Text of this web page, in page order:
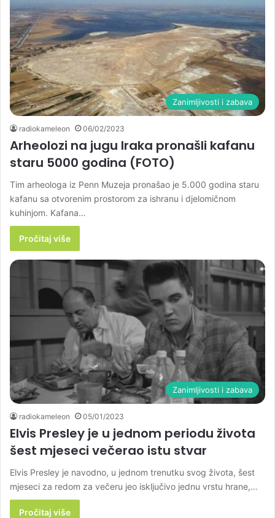
Zanimljivosti i zabava
radiokameleon 06/02/2023
Arheolozi na jugu Iraka pronašli kafanu
staru 5000 godina (FOTO)
Tim arheologa iz Penn Muzeja pronašao je 5.000 godina staru
kafanu sa otvorenim prostorom za ishranu i djelomičnom
kuhinjom. Kafana…
Pročitaj više
Zanimljivosti i zabava
radiokameleon 05/01/2023
Elvis Presley je u jednom periodu života
šest mjeseci večerao istu stvar
Elvis Presley je navodno, u jednom trenutku svog života, šest
mjeseci za redom za večeru jeo isključivo jednu vrstu hrane,…
Pročitaj više